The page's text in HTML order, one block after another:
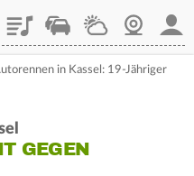
PlaylistStaupilotWetterWebcam
in Kassel: 19-Jähriger
GEGEN